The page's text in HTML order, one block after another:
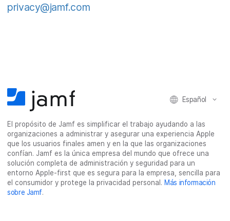
privacy@jamf.com
Español
El propósito de Jamf es simplificar el trabajo ayudando a las
organizaciones a administrar y asegurar una experiencia Apple
que los usuarios finales amen y en la que las organizaciones
confían. Jamf es la única empresa del mundo que ofrece una
solución completa de administración y seguridad para un
entorno Apple-first que es segura para la empresa, sencilla para
el consumidor y protege la privacidad personal. Más información
sobre Jamf.